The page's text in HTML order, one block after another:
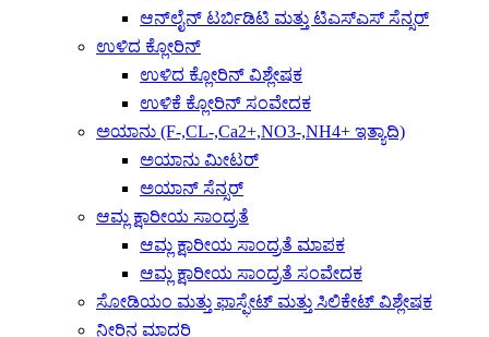
ಆನ್‌ಲೈನ್ ಟರ್ಬಿಡಿಟಿ ಮತ್ತು ಟಿಎಸ್ಎಸ್ ಸೆನ್ಸರ್
ಉಳಿದ ಕ್ಲೋರಿನ್
ಉಳಿದ ಕ್ಲೋರಿನ್ ವಿಶ್ಲೇಷಕ
ಉಳಿಕೆ ಕ್ಲೋರಿನ್ ಸಂವೇದಕ
ಅಯಾನು (F-,CL-,Ca2+,NO3-,NH4+ ಇತ್ಯಾದಿ)
ಅಯಾನು ಮೀಟರ್
ಅಯಾನ್ ಸೆನ್ಸರ್
ಆಮ್ಲ ಕ್ಷಾರೀಯ ಸಾಂದ್ರತೆ
ಆಮ್ಲ ಕ್ಷಾರೀಯ ಸಾಂದ್ರತೆ ಮಾಪಕ
ಆಮ್ಲ ಕ್ಷಾರೀಯ ಸಾಂದ್ರತೆ ಸಂವೇದಕ
ಸೋಡಿಯಂ ಮತ್ತು ಫಾಸ್ಫೇಟ್ ಮತ್ತು ಸಿಲಿಕೇಟ್ ವಿಶ್ಲೇಷಕ
ನೀರಿನ ಮಾದರಿ